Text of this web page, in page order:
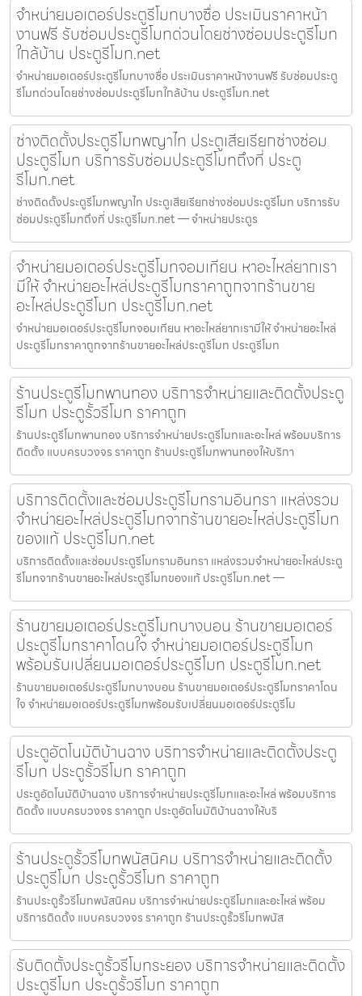
จำหน่ายมอเตอร์ประตูรีโมทบางซื่อ ประเมินราคาหน้า
งานฟรี รับซ่อมประตูรีโมทด่วนโดยช่างซ่อมประตูรีโมท
ใกล้บ้าน ประตูรีโมท.net
จำหน่ายมอเตอร์ประตูรีโมทบางซื่อ ประเมินราคาหน้างานฟรี รับซ่อมประตู
รีโมทด่วนโดยช่างซ่อมประตูรีโมทใกล้บ้าน ประตูรีโมท.net
ช่างติดตั้งประตูรีโมทพญาไท ประตูเสียเรียกช่างซ่อม
ประตูรีโมท บริการรับซ่อมประตูรีโมทถึงที่ ประตู
รีโมท.net
ช่างติดตั้งประตูรีโมทพญาไท ประตูเสียเรียกช่างซ่อมประตูรีโมท บริการรับ
ซ่อมประตูรีโมทถึงที่ ประตูรีโมท.net — จำหน่ายประตูร
จำหน่ายมอเตอร์ประตูรีโมทจอมเทียน หาอะไหล่ยากเรา
มีให้ จำหน่ายอะไหล่ประตูรีโมทราคาถูกจากร้านขาย
อะไหล่ประตูรีโมท ประตูรีโมท.net
จำหน่ายมอเตอร์ประตูรีโมทจอมเทียน หาอะไหล่ยากเรามีให้ จำหน่ายอะไหล่
ประตูรีโมทราคาถูกจากร้านขายอะไหล่ประตูรีโมท ประตูรีโมท
ร้านประตูรีโมทพานทอง บริการจำหน่ายและติดตั้งประตู
รีโมท ประตูรั้วรีโมท ราคาถูก
ร้านประตูรีโมทพานทอง บริการจำหน่ายประตูรีโมทและอะไหล่ พร้อมบริการ
ติดตั้ง แบบครบวงจร ราคาถูก ร้านประตูรีโมทพานทองให้บริกา
บริการติดตั้งและซ่อมประตูรีโมทรามอินทรา แหล่งรวม
จำหน่ายอะไหล่ประตูรีโมทจากร้านขายอะไหล่ประตูรีโมท
ของแท้ ประตูรีโมท.net
บริการติดตั้งและซ่อมประตูรีโมทรามอินทรา แหล่งรวมจำหน่ายอะไหล่ประตู
รีโมทจากร้านขายอะไหล่ประตูรีโมทของแท้ ประตูรีโมท.net —
ร้านขายมอเตอร์ประตูรีโมทบางบอน ร้านขายมอเตอร์
ประตูรีโมทราคาโดนใจ จำหน่ายมอเตอร์ประตูรีโมท
พร้อมรับเปลี่ยนมอเตอร์ประตูรีโมท ประตูรีโมท.net
ร้านขายมอเตอร์ประตูรีโมทบางบอน ร้านขายมอเตอร์ประตูรีโมทราคาโดน
ใจ จำหน่ายมอเตอร์ประตูรีโมทพร้อมรับเปลี่ยนมอเตอร์ประตูรีโม
ประตูอัตโนมัติบ้านฉาง บริการจำหน่ายและติดตั้งประตู
รีโมท ประตูรั้วรีโมท ราคาถูก
ประตูอัตโนมัติบ้านฉาง บริการจำหน่ายประตูรีโมทและอะไหล่ พร้อมบริการ
ติดตั้ง แบบครบวงจร ราคาถูก ประตูอัตโนมัติบ้านฉางให้บริ
ร้านประตูรั้วรีโมทพนัสนิคม บริการจำหน่ายและติดตั้ง
ประตูรีโมท ประตูรั้วรีโมท ราคาถูก
ร้านประตูรั้วรีโมทพนัสนิคม บริการจำหน่ายประตูรีโมทและอะไหล่ พร้อม
บริการติดตั้ง แบบครบวงจร ราคาถูก ร้านประตูรั้วรีโมทพนัส
รับติดตั้งประตูรั้วรีโมทระยอง บริการจำหน่ายและติดตั้ง
ประตูรีโมท ประตูรั้วรีโมท ราคาถูก